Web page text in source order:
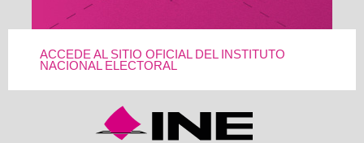
ACCEDE AL SITIO OFICIAL DEL INSTITUTO
NACIONAL ELECTORAL